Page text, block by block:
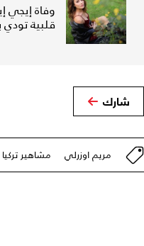
وفاة إيجي
قلبية تودي
شارك
مريم اوزرلي مشاهير تركيا